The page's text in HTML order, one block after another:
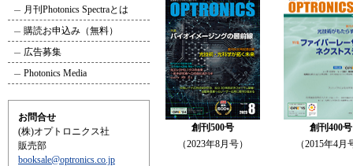
月刊Photonics Spectraとは
購読お申込み（無料）
広告募集
Photonics Media
お問合せ
(株)オプトロニクス社
販売部
booksale@optronics.co.jp
創刊500号
（2023年8月号）
創刊400号
（2015年4月